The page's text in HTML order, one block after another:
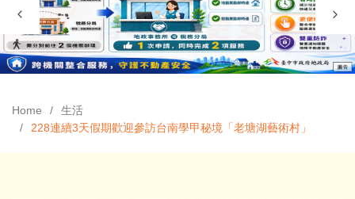
Home
生活
228連續3天假期歡迎參訪台南學甲秘境「老塘湖藝術村」